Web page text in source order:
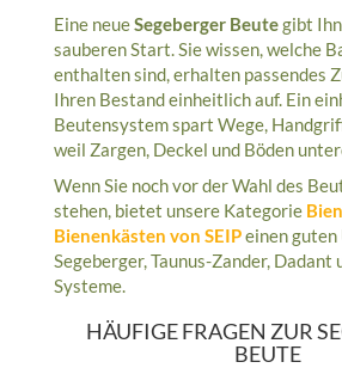
Eine neueSegeberger Beutegibt
sauberen Start. Sie wissen, welche
enthalten sind, erhalten passendes
Ihren Bestand einheitlich auf. Ein
Beutensystem spart Wege,
weil Zargen, Deckel und Böden
Wenn Sie noch vor der Wahl des
stehen, bietet unsere Kategorie
Bienenkästen von SEIPeinen
Segeberger, Taunus-Zander, Dadant
Systeme.
HÄUFIGE FRAGEN ZUR
BEUTE